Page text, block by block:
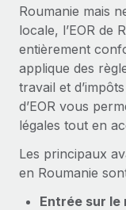
Roumanie mais
locale, l’EOR de
entièrement
applique des
travail et
d’EOR vous
légales tout en
Les principaux
en Roumanie
Entrée sur le